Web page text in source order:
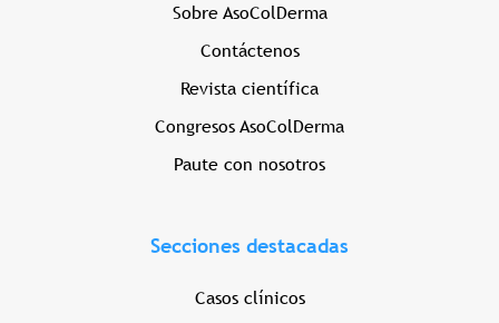
Sobre AsoColDerma
Contáctenos
Revista científica
Congresos AsoColDerma
Paute con nosotros
Secciones destacadas
Casos clínicos